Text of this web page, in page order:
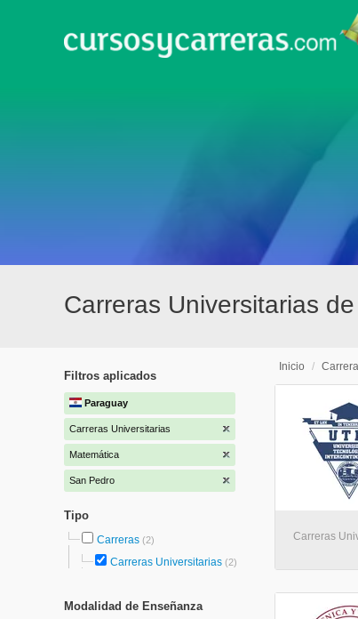
Carreras Universitarias
Filtros aplicados
Paraguay
Carreras Universitarias
Matemática
San Pedro
Tipo
Carreras (2)
Carreras Universitarias (2)
Modalidad de Enseñanza
Inicio /
Carreras